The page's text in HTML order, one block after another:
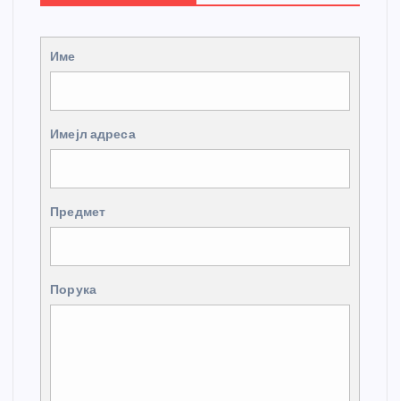
Име
Имејл адреса
Предмет
Порука